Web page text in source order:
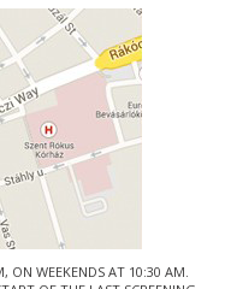
ON WEEKENDS AT 10:30 AM.